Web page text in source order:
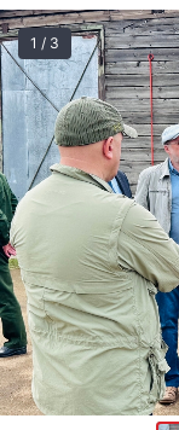
1 / 3